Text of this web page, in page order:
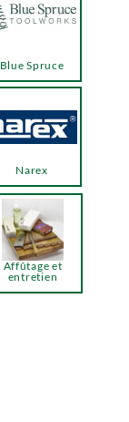
Blue Spruce
Narex
Affûtage et
entretien